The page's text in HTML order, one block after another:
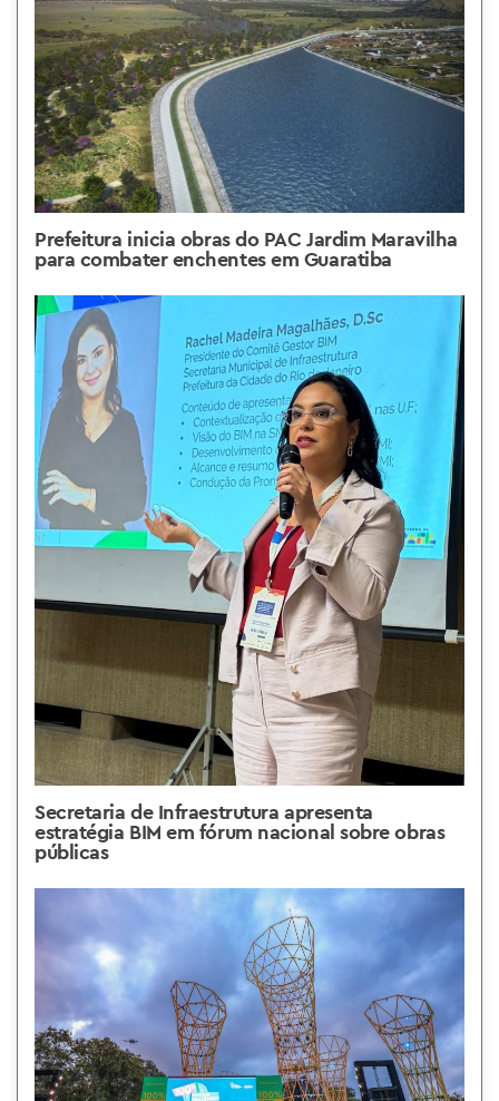
Prefeitura inicia obras do PAC Jardim Maravilha
para combater enchentes em Guaratiba
Secretaria de Infraestrutura apresenta
estratégia BIM em fórum nacional sobre obras
públicas